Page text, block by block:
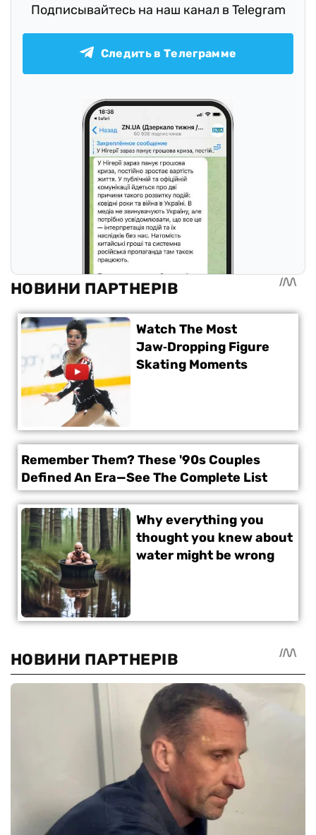
Подписывайтесь на наш канал в Telegram
Следить в Телеграмме